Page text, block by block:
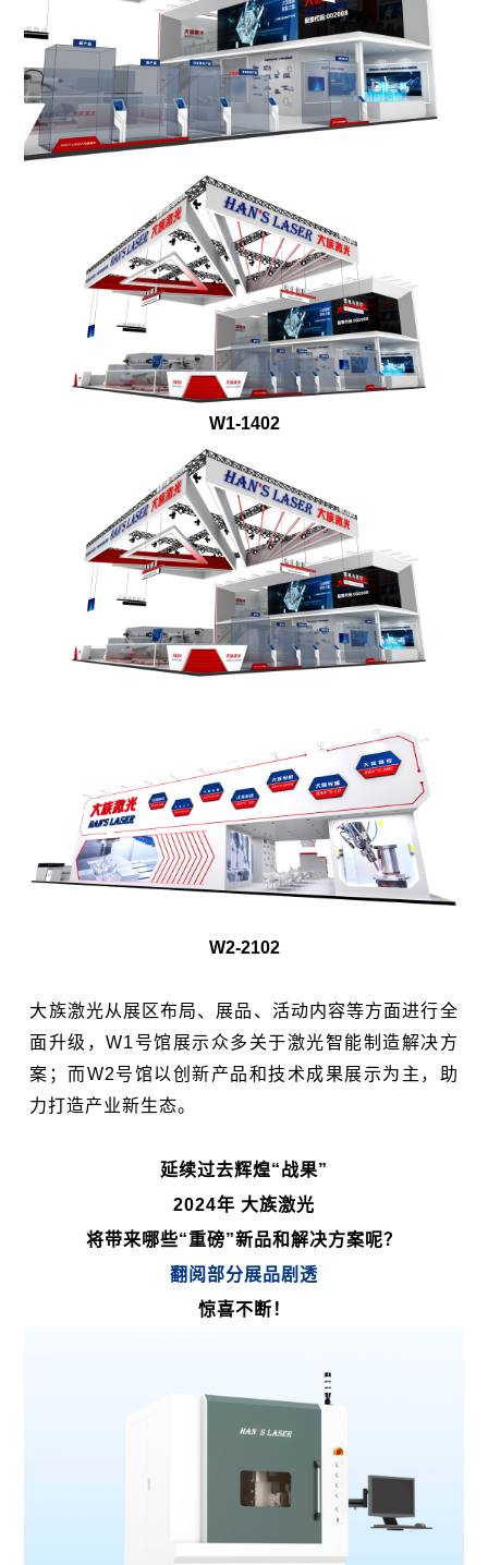
W1-1402
W2-2102
大族激光从展区布局、展品、活动内容等方面进行全
面升级，W1号馆展示众多关于激光智能制造解决方
案；而W2号馆以创新产品和技术成果展示为主，助
力打造产业新生态。
延续过去辉煌“战果”
2024年 大族激光
将带来哪些“重磅”新品和解决方案呢？
翻阅部分展品剧透
惊喜不断！